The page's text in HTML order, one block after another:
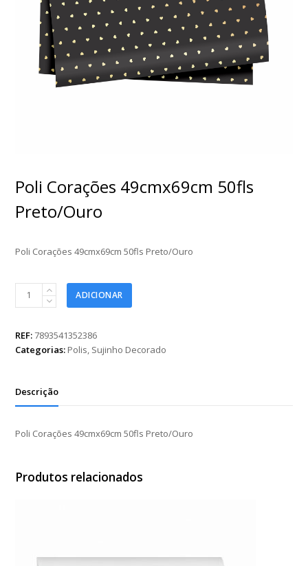
Poli Corações 49cmx69cm 50fls
Preto/Ouro
Poli Corações 49cmx69cm 50fls Preto/Ouro
Poli
Corações
50fls
Preto/Ouro
ADICIONAR
REF:7893541352386
Categorias: Polis, Sujinho Decorado
Descrição
Poli Corações 49cmx69cm 50fls Preto/Ouro
Produtos relacionados